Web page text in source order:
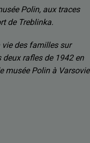
Polin, aux traces
de Treblinka.
des familles sur
rafles de 1942 en
musée Polin à Varsovie